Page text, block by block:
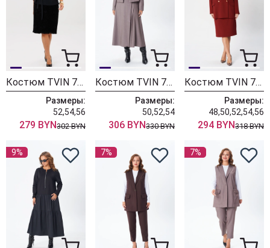
Костюм TVIN 7886 черный
Размеры:
52,54,56
279 BYN302 BYN
Костюм TVIN 7871 кофе с молоком
Размеры:
50,52,54
306 BYN330 BYN
Костюм TVIN 7832 винный
Размеры:
48,50,52,54,56
294 BYN318 BYN
9% 7% 7%